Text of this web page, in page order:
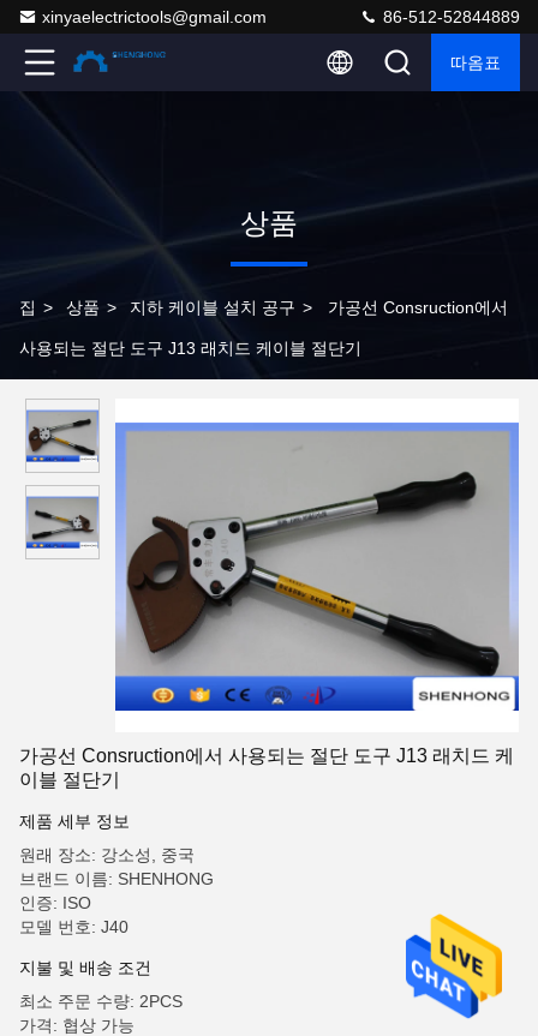
xinyaelectrictools@gmail.com 86-512-52844889
따옴표
상품
집 > 상품 > 지하 케이블 설치 공구 > 가공선 Consruction에서
사용되는 절단 도구 J13 래치드 케이블 절단기
가공선 Consruction에서 사용되는 절단 도구 J13 래치드 케
이블 절단기
제품 세부 정보
원래 장소: 강소성, 중국
브랜드 이름: SHENHONG
인증: ISO
모델 번호: J40
지불 및 배송 조건
최소 주문 수량: 2PCS
가격: 협상 가능